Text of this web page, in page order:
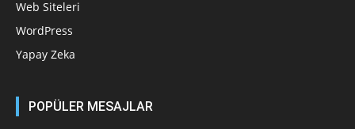
Web Siteleri
WordPress
Yapay Zeka
POPÜLER MESAJLAR